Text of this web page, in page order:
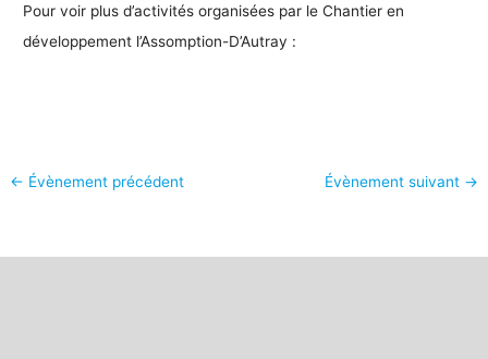
Pour voir plus d’activités organisées par le Chantier en
développement l’Assomption-D’Autray :
← Évènement précédent Évènement suivant →